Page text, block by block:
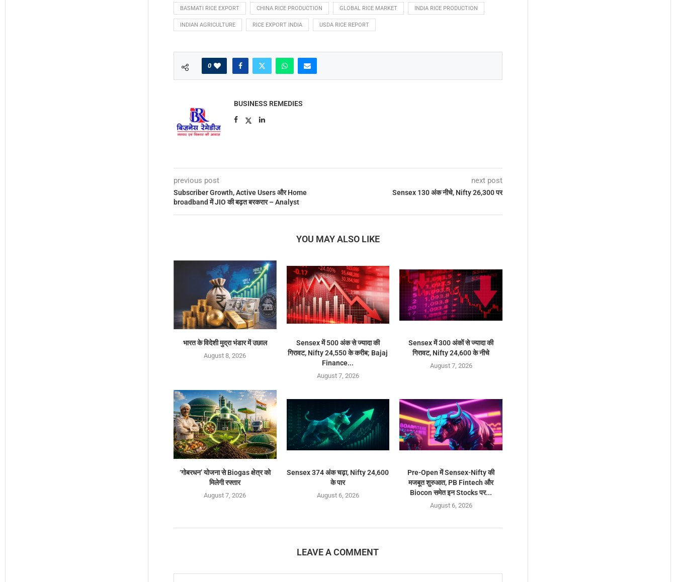
BASMATI RICE EXPORT CHINA RICE PRODUCTION GLOBAL RICE MARKET INDIA RICE PRODUCTION
INDIAN AGRICULTURE RICE EXPORT INDIA USDA RICE REPORT
0
BUSINESS REMEDIES
previous post
Subscriber Growth, Active Users और Home
broadband में JIO की बढ़त बरकरार – Analyst
next post
Sensex 130 अंक नीचे, Nifty 26,300 पर
YOU MAY ALSO LIKE
भारत के विदेशी मुद्रा भंडार में उछाल
August 8, 2026
Sensex में 500 अंक से ज्यादा की
गिरावट, Nifty 24,550 के करीब; Bajaj
Finance...
August 7, 2026
Sensex में 300 अंकों से ज्यादा की
गिरावट, Nifty 24,600 के नीचे
August 7, 2026
‘गोबरधन’ योजना से Biogas क्षेत्र को
मिलेगी रफ्तार
August 7, 2026
Sensex 374 अंक चढ़ा, Nifty 24,600
के पार
August 6, 2026
Pre-Open में Sensex-Nifty की
मजबूत शुरुआत, PB Fintech और
Biocon समेत इन Stocks पर...
August 6, 2026
LEAVE A COMMENT